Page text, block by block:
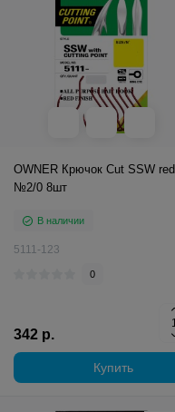
OWNER Крючок Cut SSW red
№2/0 8шт
В наличии
5111-123
0
342 р.
Купить